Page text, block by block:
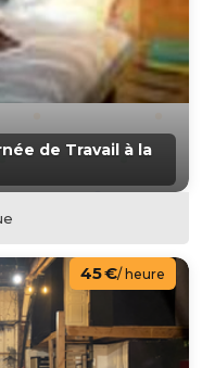
de Travail à la
45 €/ heure